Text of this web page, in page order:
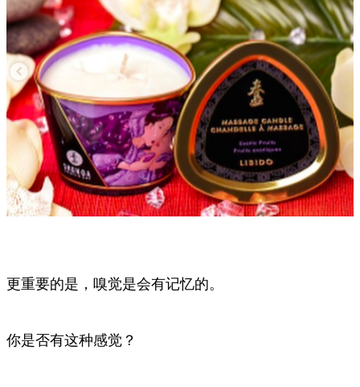
更重要的是，嗅觉是会有记忆的。
你是否有这种感觉？